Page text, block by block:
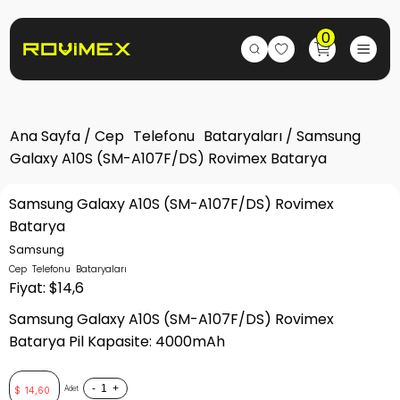
0
Ana Sayfa / Cep Telefonu Bataryaları / Samsung
Galaxy A10S (SM-A107F/DS) Rovimex Batarya
Samsung Galaxy A10S (SM-A107F/DS) Rovimex
Batarya
Samsung
Cep Telefonu Bataryaları
Fiyat: $14,6
Samsung Galaxy A10S (SM-A107F/DS) Rovimex
Batarya Pil Kapasite: 4000mAh
$ 14,60 Adet - +